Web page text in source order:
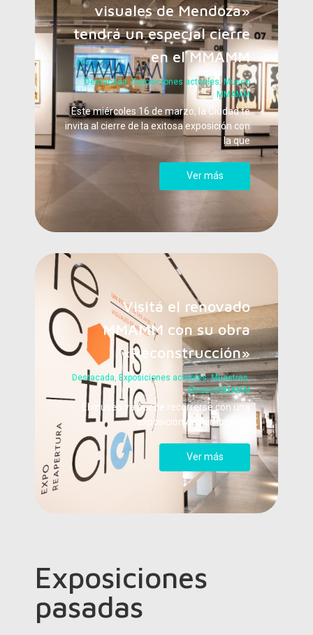
visuales de Mendoza»
tendrá un especial cierre
en el MMAMM
Destacada,Exposiciones actuales,Museo
MMAMM
Este miércoles 16 de marzo, la Ciudad te
invita al cierre de la exitosa exposición con
la que
Ver más
Visitá el renovado
MMAMM con su obra
«Reconstrucción»
Destacada, Exposiciones actuales,Muestras,
Museo MMAMM
El museo ya puede recorrerse con una
exposición deslumbrante.
Ver más
Exposiciones
pasadas